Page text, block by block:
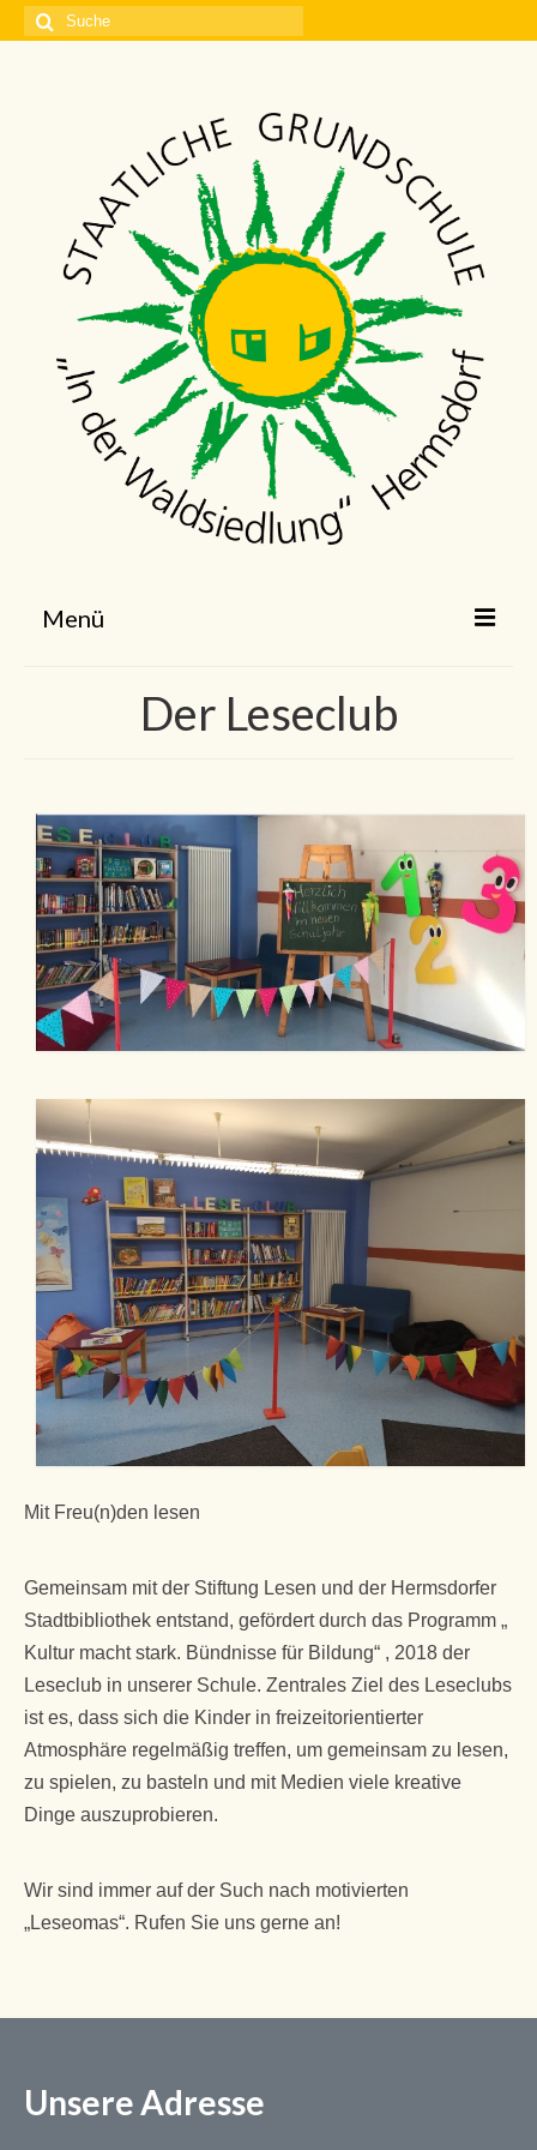
Suche
Menü
Unsere Grundschule
Hort
Schulförderverein
Leseclub
Kontakt
Der Leseclub
Mit Freu(n)den lesen
Gemeinsam mit der Stiftung Lesen und der Hermsdorfer
Stadtbibliothek entstand, gefördert durch das Programm „
Kultur macht stark. Bündnisse für Bildung“ , 2018 der
Leseclub in unserer Schule. Zentrales Ziel des Leseclubs
ist es, dass sich die Kinder in freizeitorientierter
Atmosphäre regelmäßig treffen, um gemeinsam zu lesen,
zu spielen, zu basteln und mit Medien viele kreative
Dinge auszuprobieren.
Wir sind immer auf der Such nach motivierten
„Leseomas“. Rufen Sie uns gerne an!
Unsere Adresse